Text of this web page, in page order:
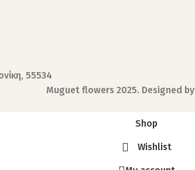
55534
Muguet flowers 2025. Designed by
Shop
Wishlist